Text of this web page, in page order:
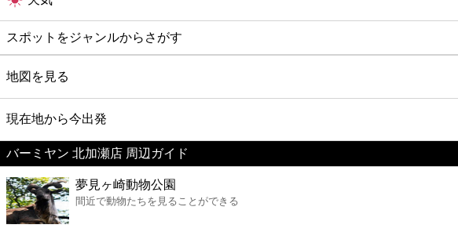
スポットをジャンルからさがす
グルメ
映画
美容
コンビニ
地図を見る
現在地から今出発
バーミヤン 北加瀬店 周辺ガイド
夢見ヶ崎動物公園
間近で動物たちを見ることができる